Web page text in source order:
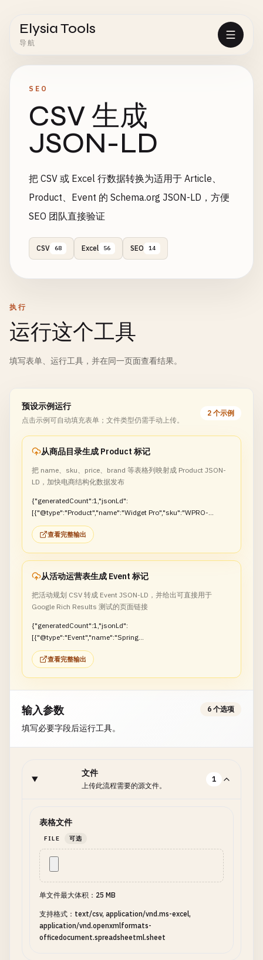
Elysia Tools
导航
SEO
CSV 生成
JSON-LD
把 CSV 或 Excel 行数据转换为适用于 Article、
Product、Event 的 Schema.org JSON-LD，方便
SEO 团队直接验证
CSV 68 Excel 56 SEO 14
执行
运行这个工具
填写表单、运行工具，并在同一页面查看结果。
预设示例运行
点击示例可自动填充表单；文件类型仍需手动上传。
2 个示例
从商品目录生成 Product 标记
把 name、sku、price、brand 等表格列映射成 Product JSON-
LD，加快电商结构化数据发布
{"generatedCount":1,"jsonLd":
[{"@type":"Product","name":"Widget Pro","sku":"WPRO-
1"}],"richResultsTestUrl":"https://search.google.com/test/rich-
results?url=https%3A%2F%2Fexample.com%2Fwidget-pro"}
查看完整输出
从活动运营表生成 Event 标记
把活动规划 CSV 转成 Event JSON-LD，并给出可直接用于
Google Rich Results 测试的页面链接
{"generatedCount":1,"jsonLd":
[{"@type":"Event","name":"Spring
Summit"}],"richResultsTestUrl":"https://search.google.com/te
st/rich-results?
查看完整输出
输入参数
填写必要字段后运行工具。
6 个选项
文件
上传此流程需要的源文件。
1
表格文件
FILE 可选
单文件最大体积：25 MB
支持格式：text/csv, application/vnd.ms-excel,
application/vnd.openxmlformats-
officedocument.spreadsheetml.sheet